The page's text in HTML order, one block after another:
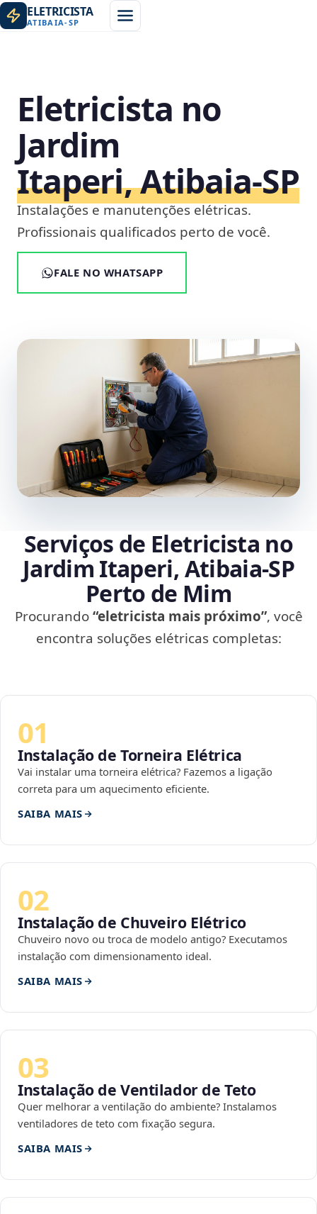
ELETRICISTA
ATIBAIA-SP
Eletricista no
Jardim
Itaperi, Atibaia‑SP
Instalações e manutenções elétricas.
Profissionais qualificados perto de você.
FALE NO WHATSAPP
Serviços de Eletricista no
Jardim Itaperi, Atibaia‑SP
Perto de Mim
Procurando“eletricista mais próximo”, você
encontra soluções elétricas completas:
01
Instalação de Torneira Elétrica
Vai instalar uma torneira elétrica? Fazemos a ligação
correta para um aquecimento eficiente.
SAIBA MAIS
02
Instalação de Chuveiro Elétrico
Chuveiro novo ou troca de modelo antigo? Executamos
instalação com dimensionamento ideal.
SAIBA MAIS
03
Instalação de Ventilador de Teto
Quer melhorar a ventilação do ambiente? Instalamos
ventiladores de teto com fixação segura.
SAIBA MAIS